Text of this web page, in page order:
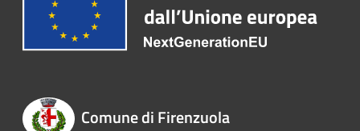
Comune di Firenzuola